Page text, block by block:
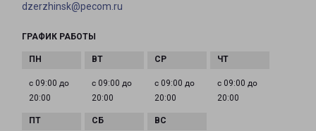
dzerzhinsk@pecom.ru
ГРАФИК РАБОТЫ
с 09:00 до
20:00
с 09:00 до
20:00
с 09:00 до
20:00
с 09:00 до
20:00